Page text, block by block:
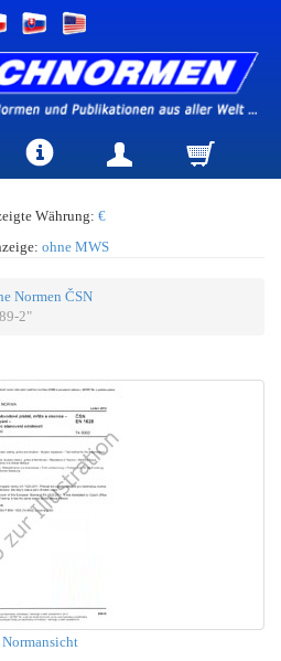
Währung: €
ohne MWS
Normen ČSN
2"
Normansicht